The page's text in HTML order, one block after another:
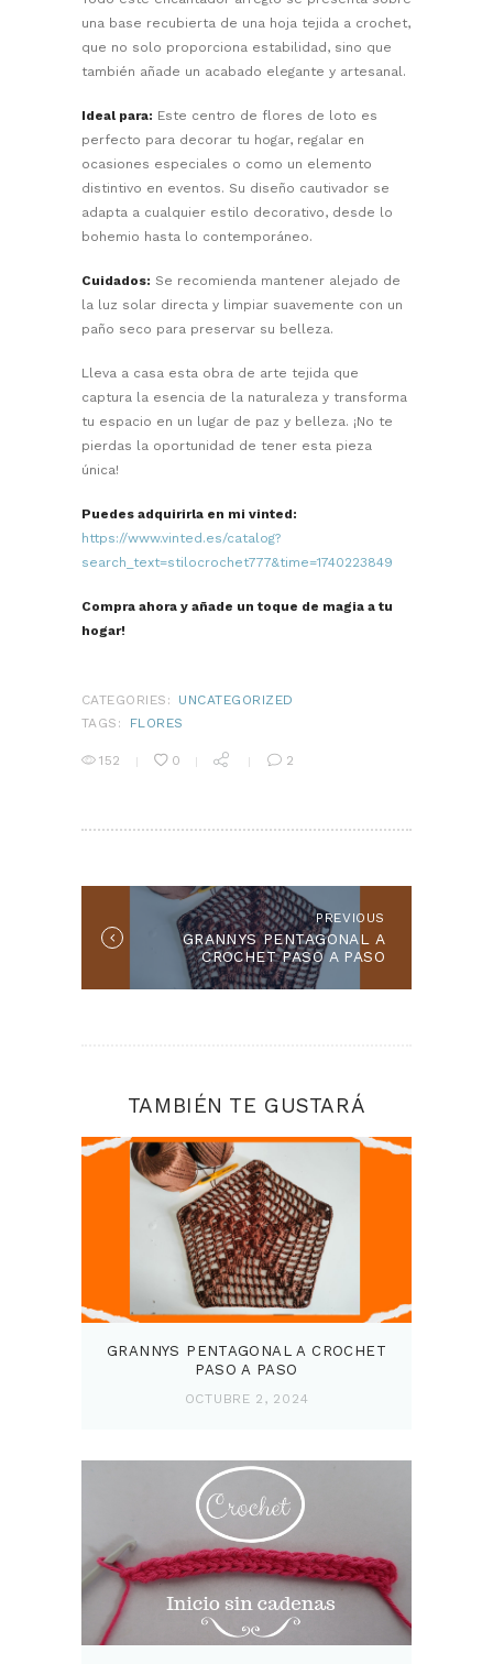
una base recubierta de una hoja tejida a crochet,
que no solo proporciona estabilidad, sino que
también añade un acabado elegante y artesanal.
Ideal para: Este centro de flores de loto es
perfecto para decorar tu hogar, regalar en
ocasiones especiales o como un elemento
distintivo en eventos. Su diseño cautivador se
adapta a cualquier estilo decorativo, desde lo
bohemio hasta lo contemporáneo.
Cuidados: Se recomienda mantener alejado de
la luz solar directa y limpiar suavemente con un
paño seco para preservar su belleza.
Lleva a casa esta obra de arte tejida que
captura la esencia de la naturaleza y transforma
tu espacio en un lugar de paz y belleza. ¡No te
pierdas la oportunidad de tener esta pieza
única!
Puedes adquirirla en mi vinted:
https://www.vinted.es/catalog?
search_text=stilocrochet777&time=1740223849
Compra ahora y añade un toque de magia a tu
hogar!
CATEGORIES:
UNCATEGORIZED
TAGS:
FLORES
152 0 2
ENTRADAS
PREVIOUS
GRANNYS PENTAGONAL A
CROCHET PASO A PASO
TAMBIÉN TE GUSTARÁ
GRANNYS PENTAGONAL A CROCHET
PASO A PASO
OCTUBRE 2, 2024